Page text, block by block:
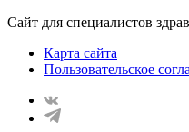
Сайт для специалистов
Карта сайта
Пользовательское